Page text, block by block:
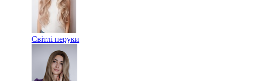
Світлі перуки